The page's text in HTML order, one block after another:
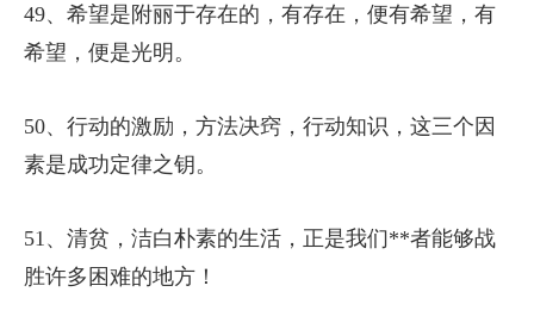
49、希望是附丽于存在的，有存在，便有希望，有
希望，便是光明。
50、行动的激励，方法决窍，行动知识，这三个因
素是成功定律之钥。
51、清贫，洁白朴素的生活，正是我们**者能够战
胜许多困难的地方！